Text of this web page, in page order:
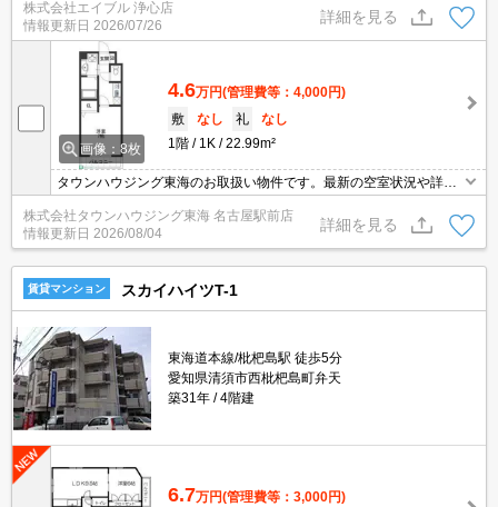
330円要。
株式会社エイブル 浄心店
情報更新日 2026/07/26
詳細を見る
画像：8枚
4.6万円(管理費等：4,000円)
敷
なし 礼
なし
1階
1K 22.99m²
タウンハウジング東海のお取扱い物件です。最新の空室状況や詳細
株式会社タウンハウジング東海 名古屋駅前店
情報更新日 2026/08/04
詳細を見る
賃貸マンション スカイハイツT-1
東海道本線/枇杷島駅 徒歩5分
愛知県清須市西枇杷島町弁天
築31年
4階建
6.7万円(管理費等：3,000円)